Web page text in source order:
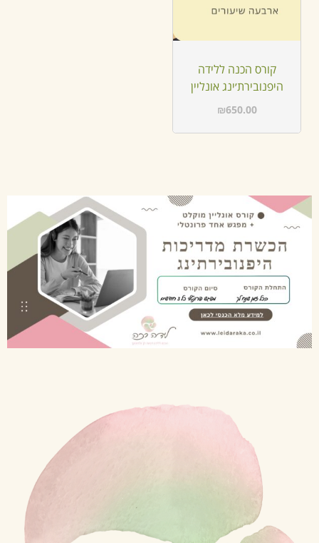
קורס הכנה ללידה
היפנובירת׳ינג אונליין
₪650.00